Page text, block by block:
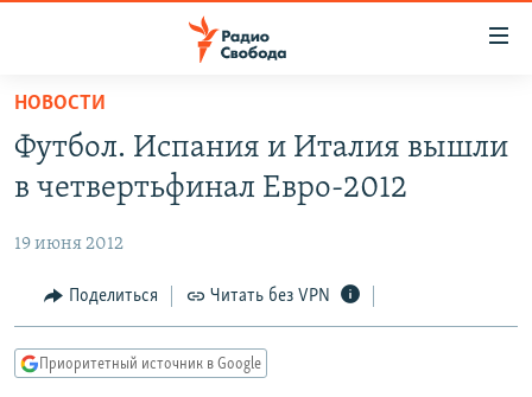
упрощенного
доступа
основному
Вернутся
главной
навигации
ПРОГРАММЫ
ПОДКАСТЫ
АВТОРСКИЕ ПРОЕКТЫ
ЦИТАТЫ СВОБОДЫ
МНЕНИЯ
IDEL.РЕАЛИИ
НОВОСТИ
Футбол. Испания и Италия вышли
в четвертьфинал Евро-2012
19 июня 2012
Поделиться Читать без VPN
Приоритетный источник в Google